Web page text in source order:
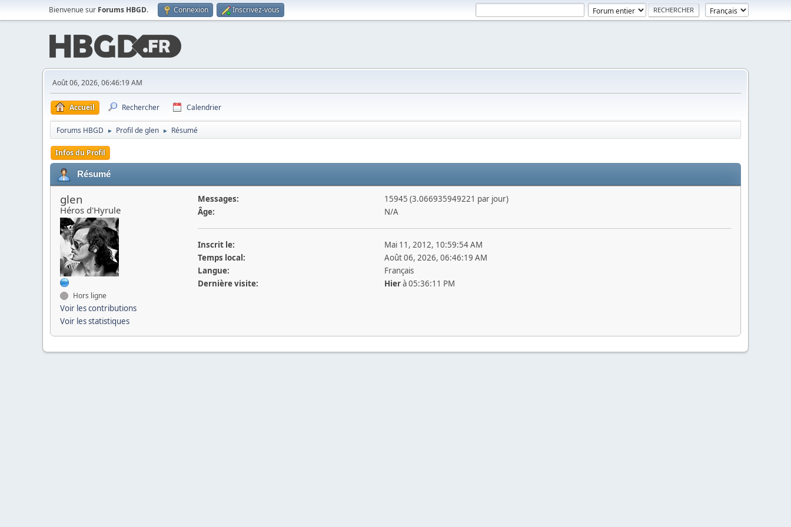
Bienvenue sur Forums HBGD. Connexion Inscrivez-vous
Août 06, 2026, 06:46:19 AM
Accueil Rechercher Calendrier
Forums HBGD ► Profil de glen ► Résumé
Infos du Profil
Résumé
glen
Héros d'Hyrule
Hors ligne
Voir les contributions
Voir les statistiques
Messages:
15945 (3.066935949221 par jour)
Âge:
N/A
Inscrit le:
Mai 11, 2012, 10:59:54 AM
Temps local:
Août 06, 2026, 06:46:19 AM
Langue:
Français
Dernière visite:
Hierà 05:36:11 PM